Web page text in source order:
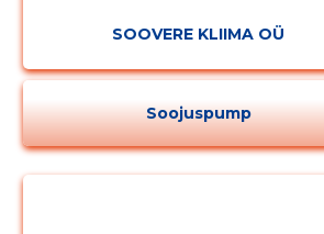
SOOVERE KLIIMA OÜ
Soojuspump
MUUDA